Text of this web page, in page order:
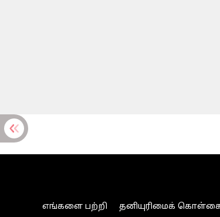
எங்களை பற்றி தனியுரிமைக்